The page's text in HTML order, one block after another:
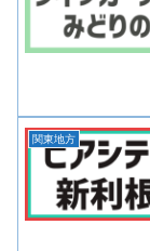
関東地方